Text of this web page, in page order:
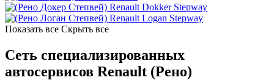
Renault Dokker Stepway
Renault Logan Stepway
Показать все Скрыть все
Сеть специализированных
автосервисов Renault (Рено)